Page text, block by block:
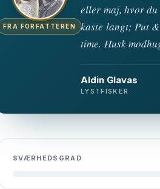
FRA FORFATTEREN
eller maj, hvor du
kaste langt; Put
time. Husk
Aldin Glavas
LYSTFISKER
SVÆRHEDSGRAD